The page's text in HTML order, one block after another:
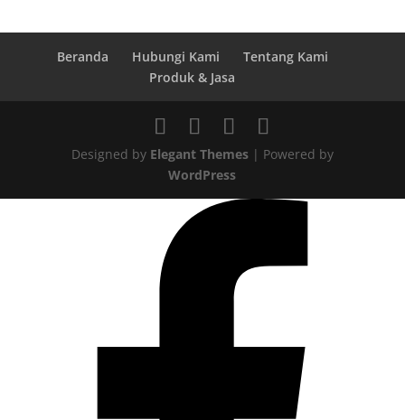
Beranda Hubungi Kami
Tentang Kami
Produk & Jasa
Designed by Elegant Themes| Powered by
WordPress